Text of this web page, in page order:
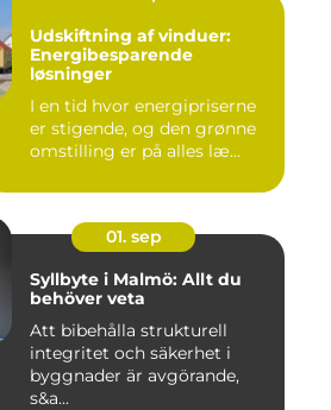
Udskiftning af vinduer:
Energibesparende
løsninger
I en tid hvor energipriserne
er stigende, og den grønne
omstilling er på alles læ...
01. sep
Syllbyte i Malmö: Allt du
behöver veta
Att bibehålla strukturell
integritet och säkerhet i
byggnader är avgörande,
s&a...